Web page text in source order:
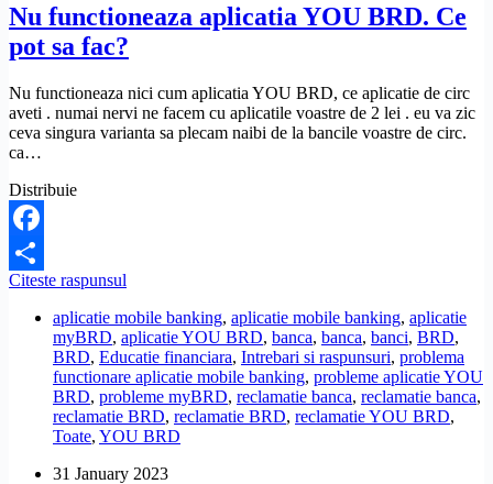
Nu functioneaza aplicatia YOU BRD. Ce
pot sa fac?
Nu functioneaza nici cum aplicatia YOU BRD, ce aplicatie de circ
aveti . numai nervi ne facem cu aplicatile voastre de 2 lei . eu va zic
ceva singura varianta sa plecam naibi de la bancile voastre de circ.
ca…
Distribuie
Facebook
Share
Citeste raspunsul
aplicatia
YOU
BRD.
Ce
pot
sa
fac?
aplicatie mobile banking, aplicatie mobile banking, aplicatie
myBRD, aplicatie YOU BRD, banca, banca, banci, BRD,
BRD, Educatie financiara, Intrebari si raspunsuri, problema
functionare aplicatie mobile banking, probleme aplicatie YOU
BRD, probleme myBRD, reclamatie banca, reclamatie banca,
reclamatie BRD, reclamatie BRD, reclamatie YOU BRD,
Toate, YOU BRD
31 January 2023